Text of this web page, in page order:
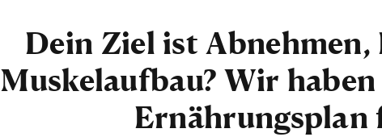
Dein Ziel ist
Muskelaufbau? Wir
Ernährungsplan